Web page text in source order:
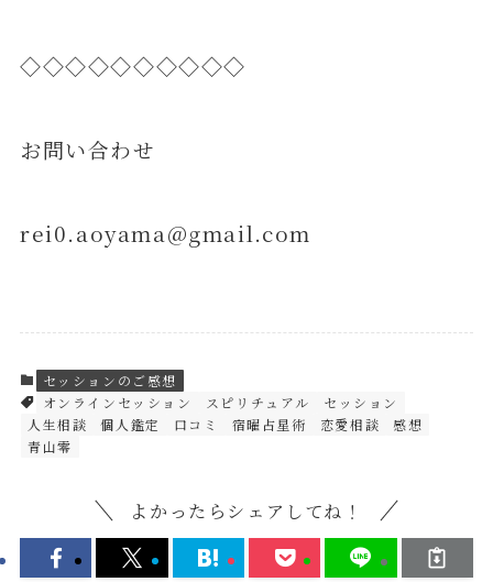
◇◇◇◇◇◇◇◇◇◇
お問い合わせ
rei0.aoyama@gmail.com
セッションのご感想
オンラインセッション
スピリチュアル
セッション
人生相談
個人鑑定 口コミ 宿曜占星術 恋愛相談
感想
青山零
よかったらシェアしてね！